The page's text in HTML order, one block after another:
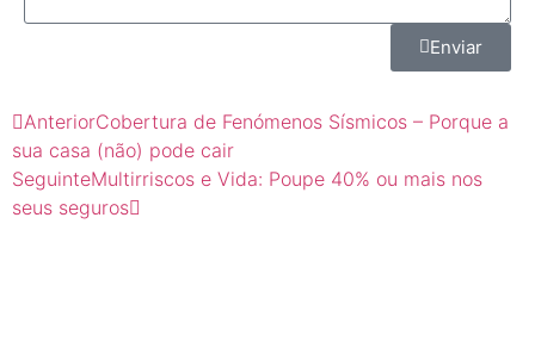
Enviar
AnteriorCobertura de Fenómenos Sísmicos – Porque a
sua casa (não) pode cair
SeguinteMultirriscos e Vida: Poupe 40% ou mais nos
seus seguros